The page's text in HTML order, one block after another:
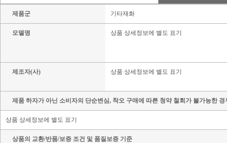
제품군 기타재화
모델명 상품 상세정보에 별도 표기
제조자(사) 상품 상세정보에 별도 표기
제품 하자가 아닌 소비자의 단순변심, 착오 구매에 따른 청약 철회가 불가능한
상품 상세정보에 별도 표기
상품의 교환/반품/보증 조건 및 품질보증 기준